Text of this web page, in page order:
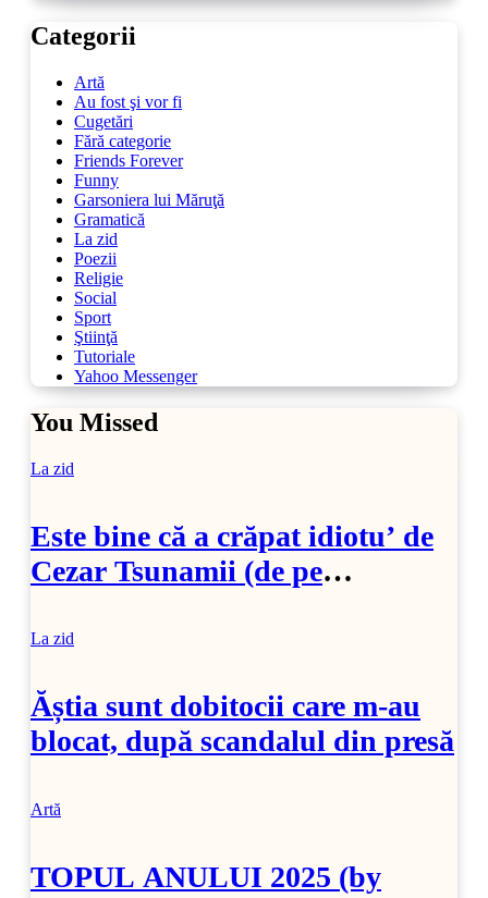
Categorii
Artă
Au fost şi vor fi
Cugetări
Fără categorie
Friends Forever
Funny
Garsoniera lui Măruţă
Gramatică
La zid
Poezii
Religie
Social
Sport
Ştiinţă
Tutoriale
Yahoo Messenger
You Missed
La zid
Este bine că a crăpat idiotu’ de
Cezar Tsunamii (de pe
La zid
Ăștia sunt dobitocii care m-au
blocat, după scandalul din presă
Artă
TOPUL ANULUI 2025 (by